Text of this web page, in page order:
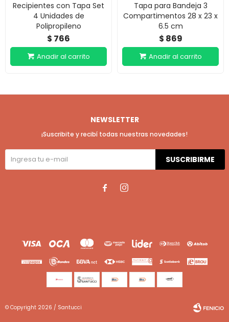
Recipientes con Tapa Set
4 Unidades de
Polipropileno
$ 766
Tapa para Bandeja 3
Compartimentos 28 x 23 x
6.5 cm
$ 869
NEWSLETTER
¡Suscribite y recibí todas nuestras novedades!
SUSCRIBIRME
 
© Copyright 2026 / Santucci